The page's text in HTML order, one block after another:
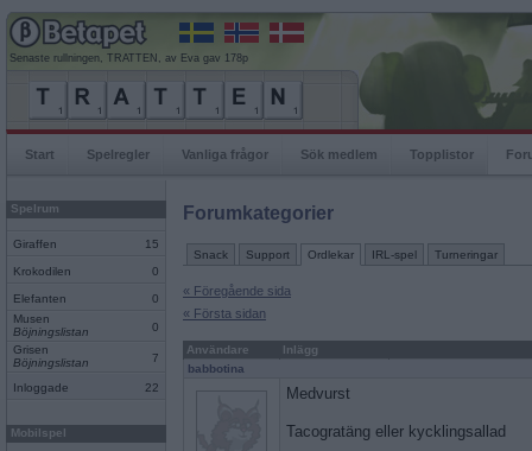
Senaste rullningen, TRATTEN, av Eva gav 178p
Start Spelregler Vanliga frågor Sök medlem Topplistor
Spelrum
Giraffen 15
Krokodilen 0
Elefanten
0
Musen
Böjningslistan
0
Grisen
Böjningslistan
7
Inloggade 22
Mobilspel
Forumkategorier
Snack Support Ordlekar IRL-spel Turneringar
« Föregående sida
« Första sidan
Användare
Inlägg
babbotina
Medvurst
Tacogratäng eller kycklingsallad